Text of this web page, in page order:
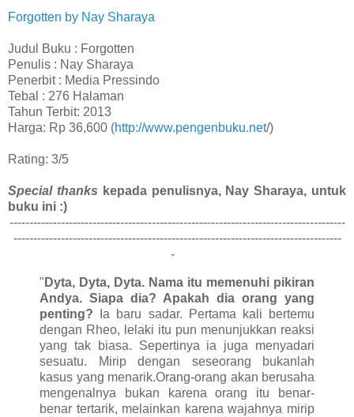
Forgotten by Nay Sharaya
Judul Buku : Forgotten
Penulis : Nay Sharaya
Penerbit : Media Pressindo
Tebal : 276 Halaman
Tahun Terbit: 2013
Harga: Rp 36,600 (http://www.pengenbuku.net/)
Rating: 3/5
Special thanks kepada penulisnya, Nay Sharaya, untuk
buku ini :)
-------------------------------------------------------------------------------------
-----------------------------------------------------------------------------------
-
" Dyta, Dyta, Dyta. Nama itu memenuhi pikiran
Andya. Siapa dia? Apakah dia orang yang
penting? Ia baru sadar. Pertama kali bertemu
dengan Rheo, lelaki itu pun menunjukkan reaksi
yang tak biasa. Sepertinya ia juga menyadari
sesuatu. Mirip dengan seseorang bukanlah
kasus yang menarik.Orang-orang akan berusaha
mengenalnya bukan karena orang itu benar-
benar tertarik, melainkan karena wajahnya mirip